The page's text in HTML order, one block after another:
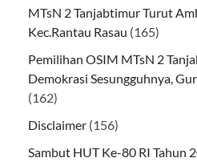
MTsN 2 Tanjabtimur Turut
Kec.Rantau Rasau (165)
Pemilihan OSIM MTsN 2
Demokrasi Sesungguhnya,
(162)
Disclaimer (156)
Sambut HUT Ke-80 RI Tahun